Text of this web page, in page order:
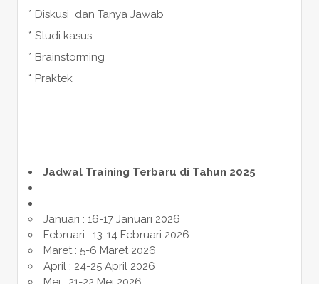
* Diskusi dan Tanya Jawab
* Studi kasus
* Brainstorming
* Praktek
Jadwal Training Terbaru di Tahun 2025
Januari : 16-17 Januari 2026
Februari : 13-14 Februari 2026
Maret : 5-6 Maret 2026
April : 24-25 April 2026